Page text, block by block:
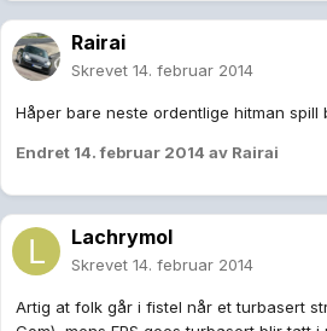
Rairai
Skrevet 14. februar 2014
Håper bare neste ordentlige hitman spill
Endret 14. februar 2014 av Rairai
Lachrymol
Skrevet 14. februar 2014
Artig at folk går i fistel når et turbasert